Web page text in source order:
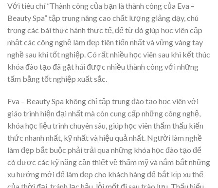
Với tiêu chí ”Thành công của bạn là thành công của Eva –
Beauty Spa” tập trung nâng cao chất lượng giảng dạy, chú
trọng các bài thực hành thực tế, để từ đó giúp học viên cập
nhật các công nghệ làm đẹp tiên tiến nhất và vững vàng tay
nghề sau khi tốt nghiệp. Có rất nhiều học viên sau khi kết thúc
khóa đào tạo đã gặt hái được nhiều thành công với những
tấm bằng tốt nghiệp xuất sắc.
Eva – Beauty Spa không chỉ tập trung đào tạo học viên với
giáo trình hiện đại nhất mà còn cung cấp những công nghệ,
khóa học liệu trình chuyên sâu, giúp học viên thẩm thấu kiến
thức nhanh nhất, kỹ nhất và hiệu quả nhất. Người làm nghề
làm đẹp bắt buộc phải trải qua những khóa học đào tạo để
có được các kỹ năng cần thiết về thẩm mỹ và nắm bắt những
xu hướng mới để làm đẹp cho khách hàng để bắt kịp xu thế